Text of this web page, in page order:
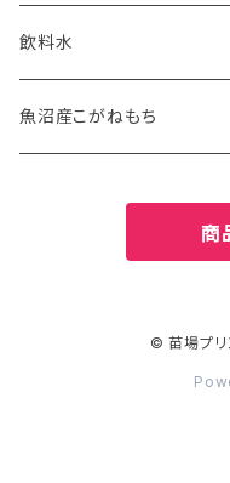
5kg
ふのりそば
有機JAS認証米
特別栽培米
飲料水
お水
魚沼産こがねもち
商
© 苗場プリ